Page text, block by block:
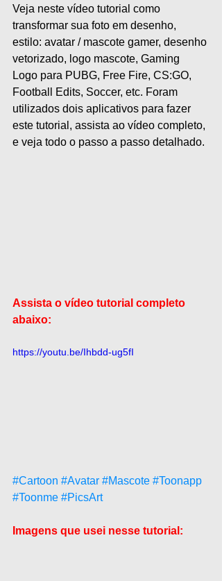
Veja neste vídeo tutorial como
transformar sua foto em desenho,
estilo: avatar / mascote gamer, desenho
vetorizado, logo mascote, Gaming
Logo para PUBG, Free Fire, CS:GO,
Football Edits, Soccer, etc. Foram
utilizados dois aplicativos para fazer
este tutorial, assista ao vídeo completo,
e veja todo o passo a passo detalhado.
Assista o vídeo tutorial completo
abaixo:
https://youtu.be/Ihbdd-ug5fI
#Cartoon #Avatar #Mascote #Toonapp
#Toonme #PicsArt
Imagens que usei nesse tutorial: